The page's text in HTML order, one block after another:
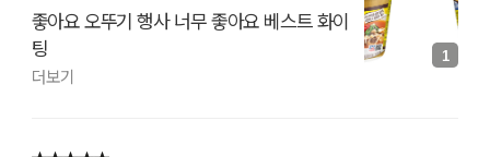
좋아요 오뚜기 행사 너무 좋아요 베스트 화이
팅
더보기
1